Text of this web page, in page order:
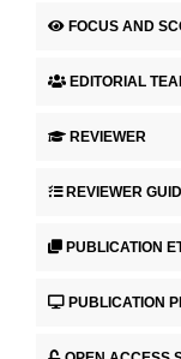
FOCUS AND
EDITORIAL
REVIEWER
REVIEWER
PUBLICATION
PUBLICATION